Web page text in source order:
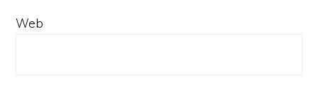
Web